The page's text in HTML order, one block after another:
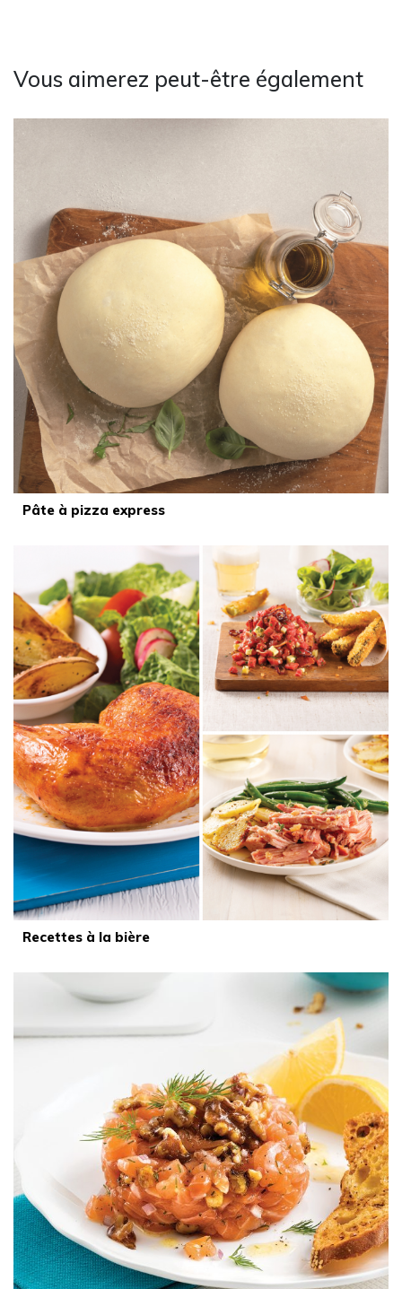
Vous aimerez peut-être également
Pâte à pizza express
Recettes à la bière